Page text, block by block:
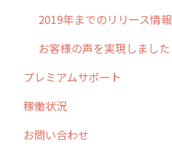
2019年までのリリース情報
お客様の声を実現しました
プレミアムサポート
稼働状況
お問い合わせ